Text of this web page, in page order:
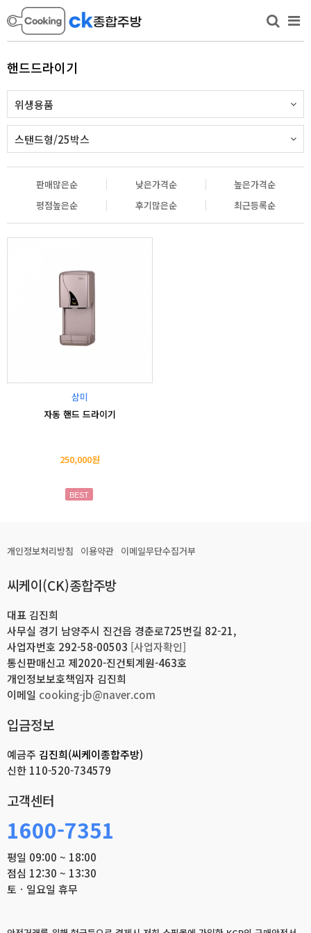
핸드드라이기
위생용품
스탠드형/25박스
판매많은순 낮은가격순
높은가격순
평점높은순
후기많은순 최근등록순
삼미
자동 핸드 드라이기
250,000원
BEST
개인정보처리방침 이용약관 이메일무단수집거부
씨케이(CK)종합주방
대표 김진희
사무실 경기 남양주시 진건읍 경춘로725번길 82-21,
사업자번호 292-58-00503 [사업자확인]
통신판매신고 제2020-진건퇴계원-463호
개인정보보호책임자 김진희
이메일 cooking-jb@naver.com
입금정보
예금주 김진희(씨케이종합주방)
신한 110-520-734579
고객센터
1600-7351
평일 09:00 ~ 18:00
점심 12:30 ~ 13:30
토ㆍ일요일 휴무